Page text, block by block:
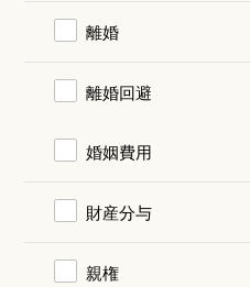
離婚
離婚回避
婚姻費用
財産分与
親権